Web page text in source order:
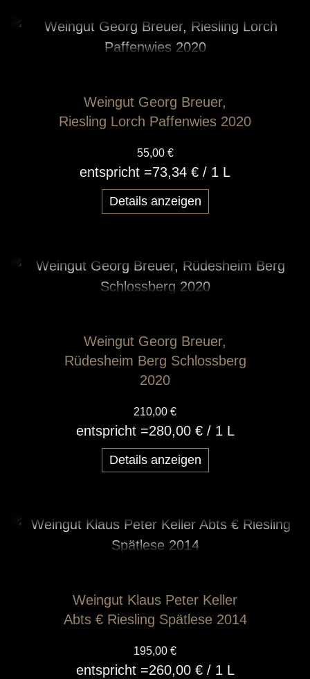
Weingut Georg Breuer,
Riesling Lorch Paffenwies 2020
55,00 €
entspricht =73,34 € / 1 L
Details anzeigen
Weingut Georg Breuer,
Rüdesheim Berg Schlossberg
2020
210,00 €
entspricht =280,00 €/ 1 L
Details anzeigen
Weingut Klaus Peter Keller
Abts € Riesling Spätlese 2014
195,00 €
entspricht =260,00 €/ 1 L